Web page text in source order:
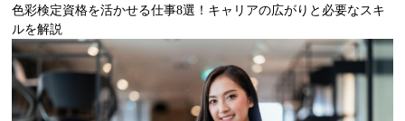
色彩検定資格を活かせる仕事8選！キャリアの広がりと必要なスキ
ルを解説